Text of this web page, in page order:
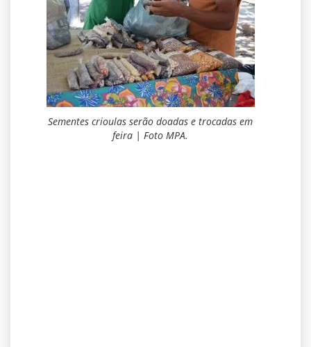
Sementes crioulas serão doadas e trocadas em
feira | Foto MPA.